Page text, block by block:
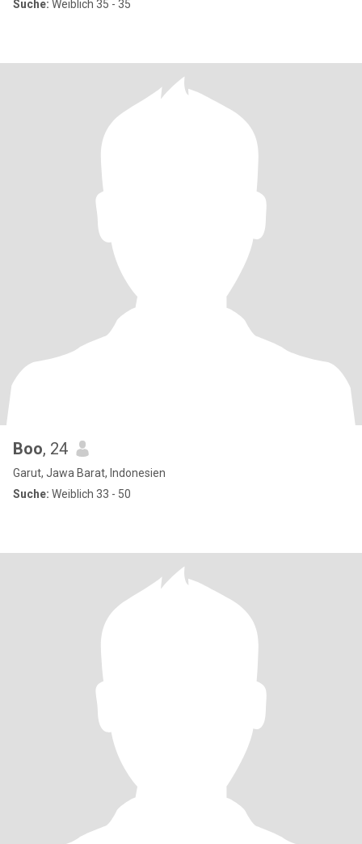
Suche: Weiblich 35 - 35
Boo, 24
Garut, Jawa Barat, Indonesien
Suche: Weiblich 33 - 50